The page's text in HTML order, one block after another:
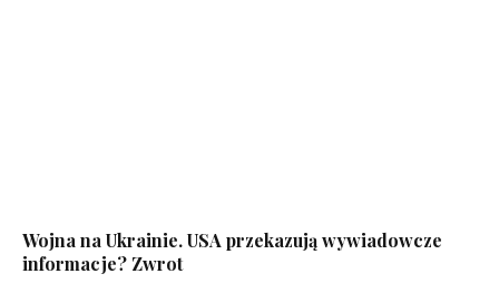
Wojna na Ukrainie. USA przekazują wywiadowcze
informacje? Zwrot